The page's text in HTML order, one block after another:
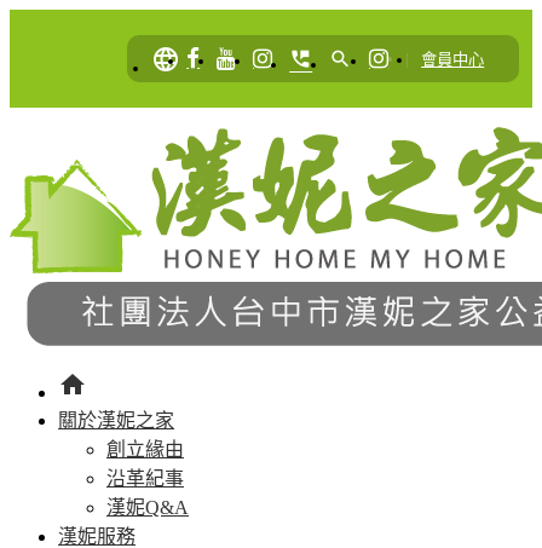
language perm_phone_msg search | 會員中心
home
關於漢妮之家
創立緣由
沿革紀事
漢妮Q&A
漢妮服務